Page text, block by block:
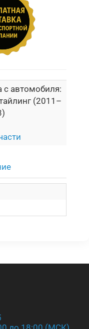
с автомобиля:
(2011–